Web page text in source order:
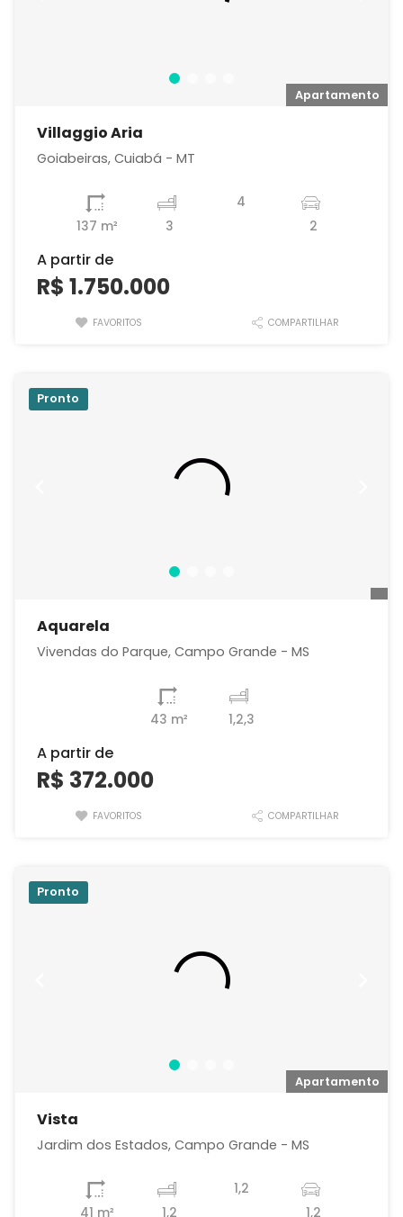
Apartamento
Villaggio Aria
Goiabeiras, Cuiabá - MT
137 m² 3
4
2
A partir de
R$ 1.750.000
FAVORITOS COMPARTILHAR
Pronto
Aquarela
Vivendas do Parque, Campo Grande - MS
43 m² 1,2,3
A partir de
R$ 372.000
FAVORITOS COMPARTILHAR
Apartamento
Pronto
Vista
Jardim dos Estados, Campo Grande - MS
41 m² 1,2
1,2
1,2